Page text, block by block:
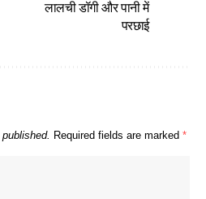
लालची डॉगी और पानी में
परछाई
Required fields are marked *